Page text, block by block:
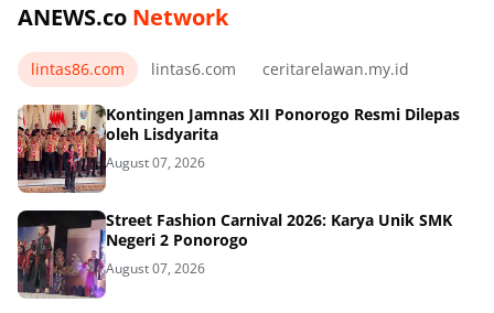
ANEWS.co Network
lintas86.com lintas6.com ceritarelawan.my.id
Kontingen Jamnas XII Ponorogo Resmi Dilepas
oleh Lisdyarita
August 07, 2026
Street Fashion Carnival 2026: Karya Unik SMK
Negeri 2 Ponorogo
August 07, 2026